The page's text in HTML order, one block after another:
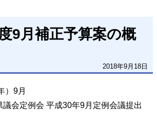
9月補正予算案の概
2018年9月18日
）9月
会定例会 平成30年9月定例会議提出